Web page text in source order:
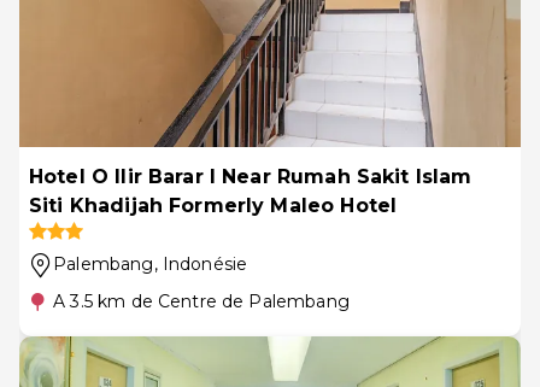
Hotel O Ilir Barar I Near Rumah Sakit Islam
Siti Khadijah Formerly Maleo Hotel
Palembang, Indonésie
A 3.5 km de Centre de Palembang